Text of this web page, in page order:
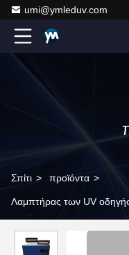
umi@ymleduv.com
Σπίτι > προϊόντα >
Λαμπτήρας των UV
405nm UV Led Light